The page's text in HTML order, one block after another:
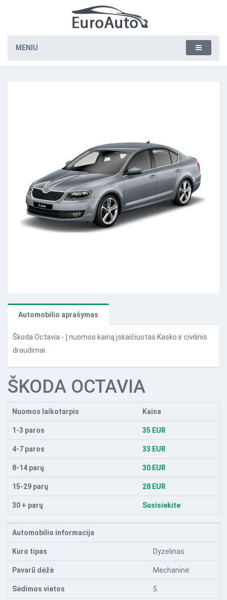
MENIU
Automobilio aprašymas
Škoda Octavia - Į nuomos kainą įskaičiuotas Kasko ir civilinis
draudimai.
ŠKODA OCTAVIA
Nuomos laikotarpis Kaina
1-3 paros 35 EUR
4-7 paros 33 EUR
8-14 parų 30 EUR
15-29 parų 28 EUR
30 + parų Susisiekite
Automobilio informacija
Kuro tipas Dyzelinas
Pavarū dėžė Mechaninė
Sėdimos vietos 5